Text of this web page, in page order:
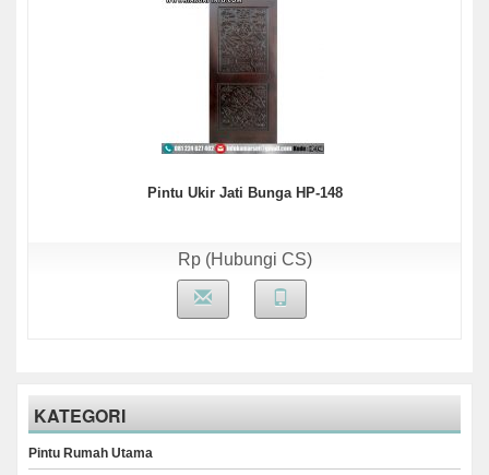
Pintu Ukir Jati Bunga HP-148
Rp (Hubungi CS)
KATEGORI
Pintu Rumah Utama